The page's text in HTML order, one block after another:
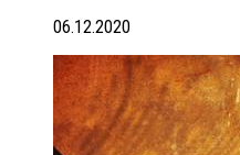
06.12.2020